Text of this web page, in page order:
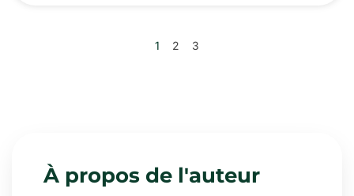
1 2 3
À propos de l'auteur